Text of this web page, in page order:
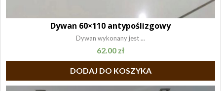
Dywan 60×110 antypoślizgowy
Dywan wykonany jest ...
62.00 zł
DODAJ DO KOSZYKA